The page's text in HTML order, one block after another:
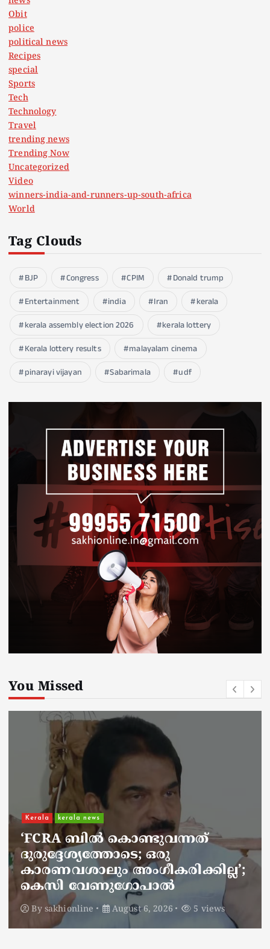
Obit
police
political news
Recipes
special
Sports
Tech
Technology
Travel
trending news
Trending Now
Uncategorized
Video
winners-india-and-runners-up-south-africa
World
Tag Clouds
BJP Congress CPIM
Donald trump
Entertainment
india Iran
kerala
kerala assembly election 2026
kerala lottery
Kerala lottery results
malayalam cinema
pinarayi vijayan
Sabarimala udf
You Missed
5 views
kerala news
ചാലിശേരിയില്‍
ജനകീയ
നഴ്സിന് അണലിയുടെ
അണലിയുടെ
ഡ്യൂട്ടിക്കിടെ
Bysakhionline August 6, 2026